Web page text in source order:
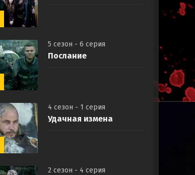
5 сезон - 6 серия
Послание
4 сезон - 1 серия
Удачная измена
2 сезон - 4 серия